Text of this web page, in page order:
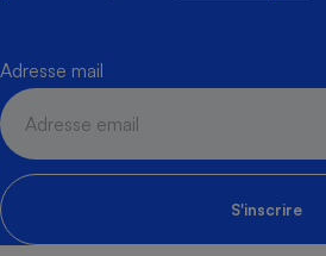
Adresse mail
S'inscrire